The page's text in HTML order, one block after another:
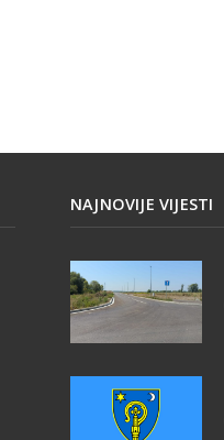
NAJNOVIJE VIJESTI